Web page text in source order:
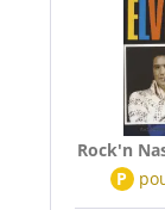
Rock'n
P